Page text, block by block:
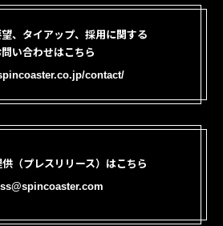
、タイアップ、採用に関する
問い合わせはこちら
contact/
（プレスリリース）はこちら